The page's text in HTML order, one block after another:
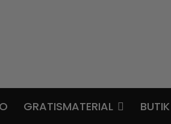
GRATISMATERIAL BUTIK